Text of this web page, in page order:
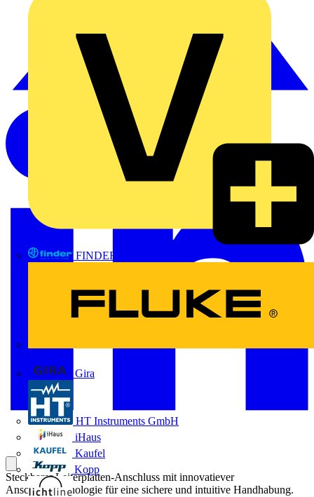
FINDER
Gira
HT Instruments GmbH
iHaus
Kaufel
Kopp
Steckbarer Leiterplatten-Anschluss mit innovatiever
Anschlusstechnologie für eine sichere und intuitive Handhabung.